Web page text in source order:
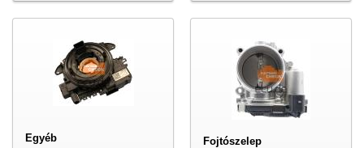
Egyéb Fojtószelep